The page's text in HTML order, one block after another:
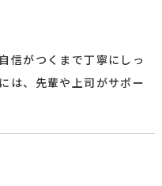
信がつくまで丁寧にしっ
は、先輩や上司がサポー